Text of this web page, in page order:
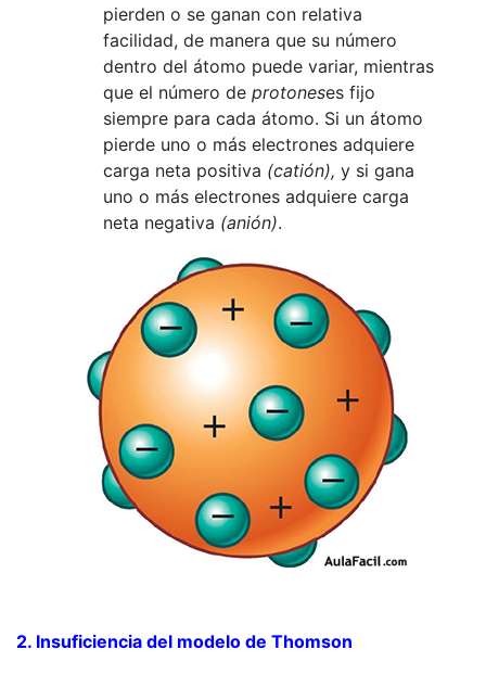
pierden o se ganan con relativa
facilidad, de manera que su número
dentro del átomo puede variar, mientras
que el número de protoneses fijo
siempre para cada átomo. Si un átomo
pierde uno o más electrones adquiere
carga neta positiva (catión), y si gana
uno o más electrones adquiere carga
neta negativa (anión).
2. Insuficiencia del modelo de Thomson